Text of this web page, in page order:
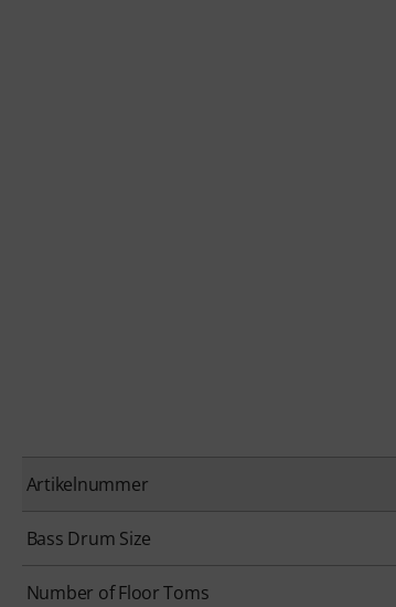
Artikelnummer
Bass Drum Size
Number of Floor Toms